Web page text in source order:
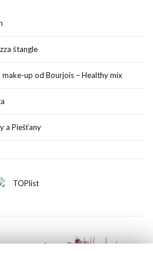
štangle
up od Bourjois – Healthy mix
a Piešťany